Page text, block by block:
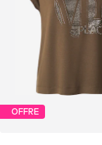
OFFRE